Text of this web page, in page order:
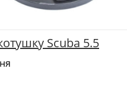
Scuba 5.5